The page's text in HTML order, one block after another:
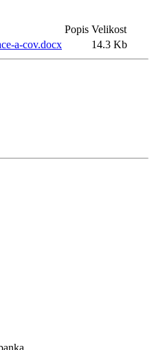
Popis Velikost
a-cov.docx
14.3 Kb